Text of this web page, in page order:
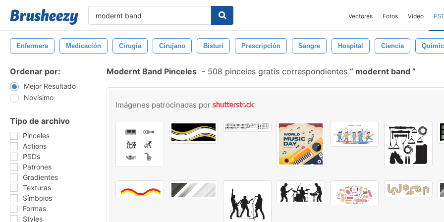
Vectores Fotos Vídeo
Enfermera Medicación Cirugía Cirujano Bisturí Prescripción Sangre Hospital Ciencia
Ordenar por:
Mejor Resultado
Novísimo
Tipo de archivo
Pinceles
Actions
PSDs
Patrones
Gradientes
Texturas
Símbolos
Formas
Styles
Modernt Band Pinceles - 508 pinceles gratis correspondientes modernt band
Imágenes patrocinadas por